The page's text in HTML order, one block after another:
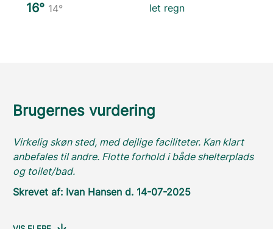
16° 14° let regn
Brugernes vurdering
Virkelig skøn sted, med dejlige faciliteter. Kan klart
anbefales til andre. Flotte forhold i både shelterplads
og toilet/bad.
Skrevet af: Ivan Hansen d. 14-07-2025